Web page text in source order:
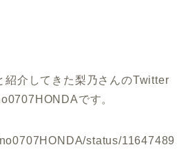
紹介してきた梨乃さんのTwitter
です。
status/11647489